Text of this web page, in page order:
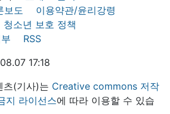
보도
이용약관/윤리강령
청소년 보호 정책
RSS
17:18
츠(기사)는 Creative commons 저작
지 라이선스에 따라 이용할 수 있습